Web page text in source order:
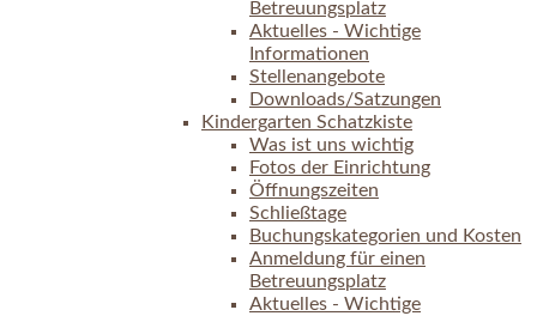
Betreuungsplatz
Aktuelles - Wichtige
Informationen
Stellenangebote
Downloads/Satzungen
Kindergarten Schatzkiste
Was ist uns wichtig
Fotos der Einrichtung
Öffnungszeiten
Schließtage
Buchungskategorien und Kosten
Anmeldung für einen
Betreuungsplatz
Aktuelles - Wichtige